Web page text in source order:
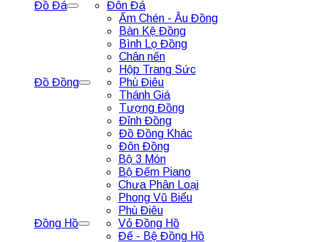
Đồ Đá
Đôn Đá
Đồ Đồng
Ấm Chén - Âu Đồng
Bàn Kệ Đồng
Bình Lọ Đồng
Chân nến
Hộp Trang Sức
Phù Điêu
Thánh Giá
Tượng Đồng
Đỉnh Đồng
Đồ Đồng Khác
Đôn Đồng
Đồng Hồ
Bộ 3 Món
Bộ Đếm Piano
Chưa Phân Loại
Phong Vũ Biểu
Phù Điêu
Vỏ Đồng Hồ
Đế - Bệ Đồng Hồ